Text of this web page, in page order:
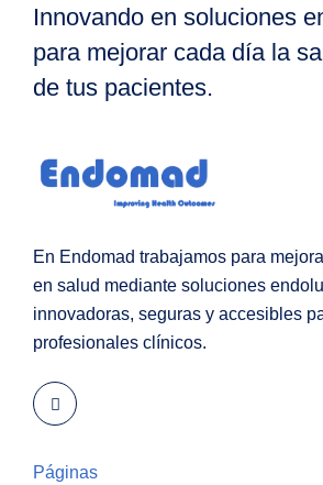
Innovando en soluciones
para mejorar cada día la
de tus pacientes.
En Endomad trabajamos para
en salud mediante soluciones
innovadoras, seguras y accesibles
profesionales clínicos.
Páginas